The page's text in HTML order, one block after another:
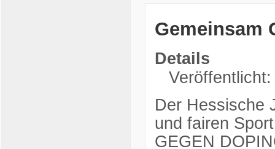
Gemeinsam
Details
Der Hessische
und fairen
GEGEN